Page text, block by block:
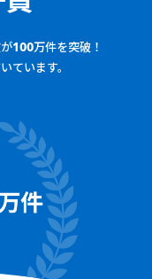
100万件を突破！
ています。